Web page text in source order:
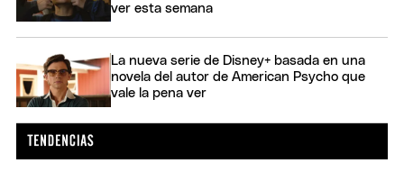
ver esta semana
La nueva serie de Disney+ basada en una
novela del autor de American Psycho que
vale la pena ver